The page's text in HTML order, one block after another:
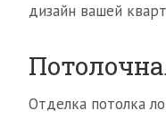
дизайн вашей
Отделка потолка